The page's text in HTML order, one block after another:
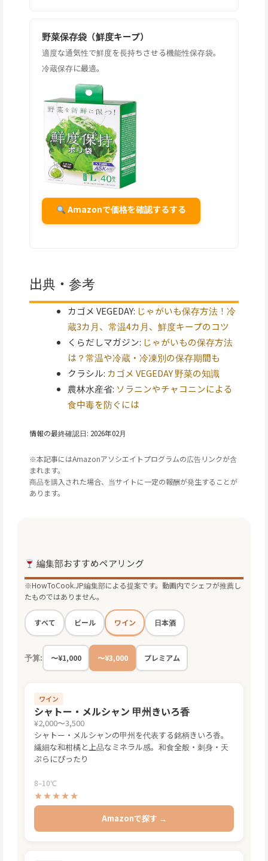
野菜保存袋（鮮度キープ）
適度な通気性で鮮度を長持ちさせる機能性保存袋。
冷蔵保存に最適。
Amazonで価格を確認するする
出典・参考
カゴメ VEGEDAY: じゃがいも保存方法！冷
蔵3カ月、常温4カ月、鮮度キープのコツ
くらだしマガジン: じゃがいもの保存方法
は？常温や冷蔵・冷凍別の保存期間も
クラシル: カゴメ VEGEDAY 野菜の知識
農林水産省: ソラニンやチャコニンによる
食中毒を防ぐには
情報の最終確認日: 2026年02月
※本記事にはAmazonアソシエイトプログラムの広告リンクが含
まれます。
商品を購入された場合、当サイトに一定の報酬が発生することが
あります。
編集部おすすめペアリング
※HowToCook.JP編集部による提案です。動画内でシェフが推薦し
たものではありません。
すべて ビール ワイン 日本酒
予算: 〜¥1,000 〜¥3,000 プレミアム
ワイン
シャトー・メルシャン 甲州きいろ香
¥2,000〜3,500
シャトー・メルシャンの甲州を代表する銘柄きいろ香。
繊細な和柑橘と上品なミネラル感。和食全般・刺身・天
ぷらにぴったり
8–10℃
★★★★★
Amazonで探す →